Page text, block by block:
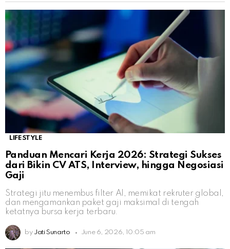
LIFESTYLE
Panduan Mencari Kerja 2026: Strategi Sukses
dari Bikin CV ATS, Interview, hingga Negosiasi
Gaji
Strategi jitu menembus filter AI, memikat rekruter global,
dan mengamankan paket gaji maksimal di tengah
ketatnya bursa kerja terbaru.
by Jati Sunarto June 6, 2026, 10:05 am